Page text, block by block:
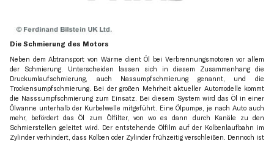
Die Schmierung des Motors
Neben dem Abtransport von Wärme dient Öl bei Verbrennungsmotoren vor allem
der Schmierung. Unterscheiden lassen sich in diesem Zusammenhang die
Druckumlaufschmierung, auch Nassumpfschmierung genannt, und die
Trockensumpfschmierung. Bei der großen Mehrheit aktueller Automodelle kommt
die Nasssumpfschmierung zum Einsatz. Bei diesem System wird das Öl in einer
Ölwanne unterhalb der Kurbelwelle mitgeführt. Eine Ölpumpe, je nach Auto auch
mehr, befördert das Öl zum Ölfilter, von wo es dann durch Kanäle zu den
Schmierstellen geleitet wird. Der entstehende Ölfilm auf der Kolbenlaufbahn im
Zylinder verhindert, dass Kolben oder Zylinder frühzeitig verschleißen. Dennoch ist